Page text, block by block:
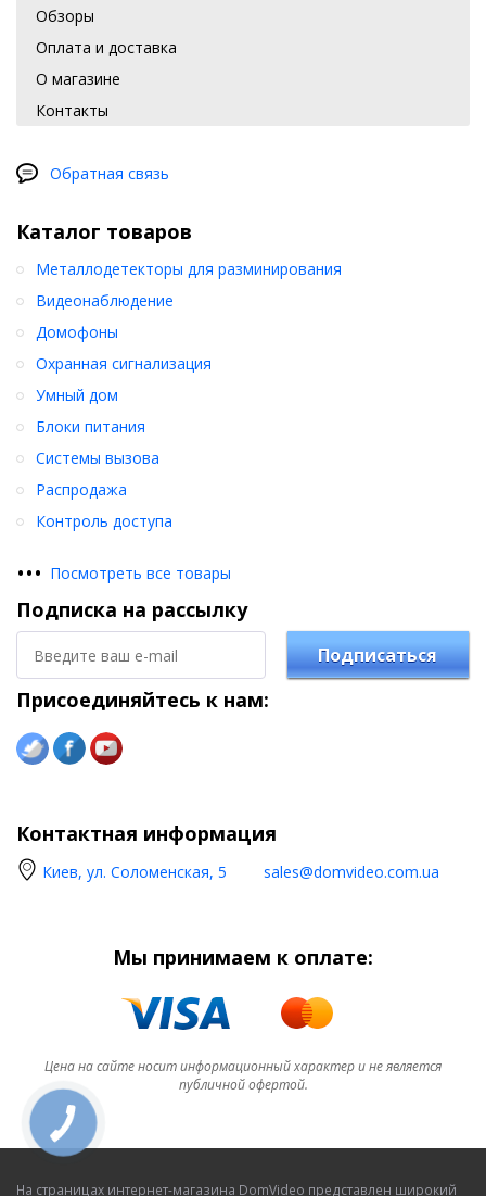
Обзоры
Оплата и доставка
О магазине
Контакты
Обратная связь
Каталог товаров
Металлодетекторы для разминирования
Видеонаблюдение
Домофоны
Охранная сигнализация
Умный дом
Блоки питания
Системы вызова
Распродажа
Контроль доступа
••• Посмотреть все товары
Подписка на рассылку
Подписаться
Присоединяйтесь к нам:
Контактная информация
Киев, ул. Соломенская, 5 sales@domvideo.com.ua
Мы принимаем к оплате:
Цена на сайте носит информационный характер и не является
публичной офертой.
На страницах интернет-магазина DomVideo представлен широкий